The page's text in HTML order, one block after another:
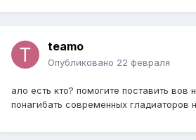
teamo
Опубликовано 22 февраля
ало есть кто? помогите поставить вов
понагибать современных гладиаторов